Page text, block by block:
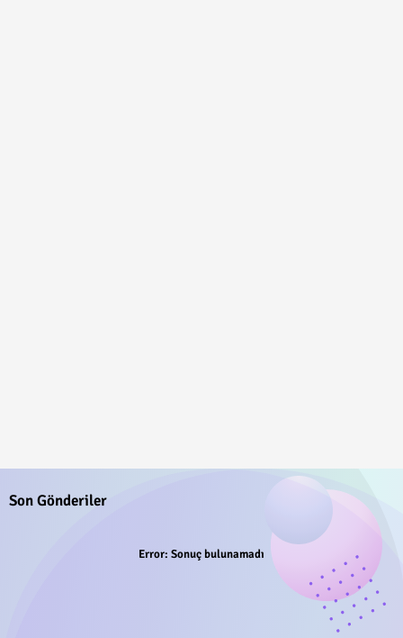
Son Gönderiler
Error: Sonuç bulunamadı